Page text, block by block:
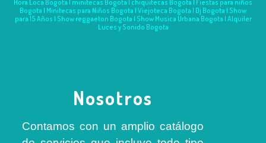
¡Escríbenos ahora!
Hora Loca Bogota | minitecas Bogota | chiquitecas Bogota | Fiestas para niños
Bogota | Minitecas para Niños Bogota | Viejoteca Bogota | Dj Bogota | Show
para 15 Años | Show reggaeton Bogota | Show Musica Urbana Bogota | Alquiler
Luces y Sonido Bogota
Nosotros
Contamos con un amplio catálogo